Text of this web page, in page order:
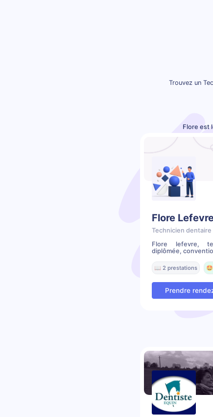
Trouvez un
Flore est
Flore
Technicien dentaire
Flore lefevre,
diplômée,
📖 2 prestations
Prendre